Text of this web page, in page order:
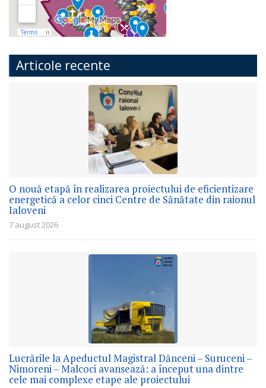
Articole recente
O nouă etapă în realizarea proiectului de eficientizare
energetică a celor cinci Centre de Sănătate din raionul
Ialoveni
7 august 2026
Lucrările la Apeductul Magistral Dănceni – Suruceni –
Nimoreni – Malcoci avansează: a început una dintre
cele mai complexe etape ale proiectului